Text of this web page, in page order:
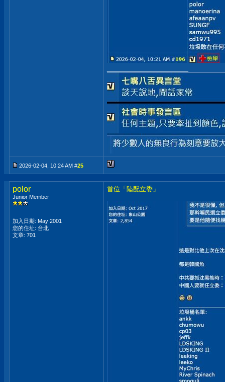
2026-02-04, 10:24 AM #25
polor
Junior Member
加入日期: May 2001
您的住址: 台北
文章: 701
首位「陸配立委」